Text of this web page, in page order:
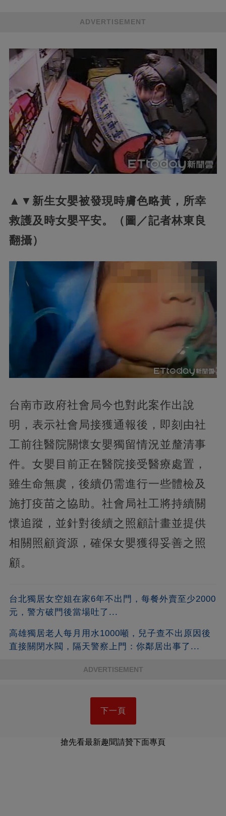
ADVERTISEMENT
▲▼新生女嬰被發現時膚色略黃，所幸
救護及時女嬰平安。（圖／記者林東良
翻攝）
台南市政府社會局今也對此案作出說
明，表示社會局接獲通報後，即刻由社
工前往醫院關懷女嬰獨留情況並釐清事
件。女嬰目前正在醫院接受醫療處置，
雖生命無虞，後續仍需進行一些體檢及
施打疫苗之協助。社會局社工將持續關
懷追蹤，並針對後續之照顧計畫並提供
相關照顧資源，確保女嬰獲得妥善之照
顧。
台北獨居女空姐在家6年不出門，每餐外賣至少2000
元，警方破門後當場吐了...
高雄獨居老人每月用水1000噸，兒子查不出原因後
直接關閉水閥，隔天警察上門：你鄰居出事了...
ADVERTISEMENT
下一頁
搶先看最新趣聞請贊下面專頁